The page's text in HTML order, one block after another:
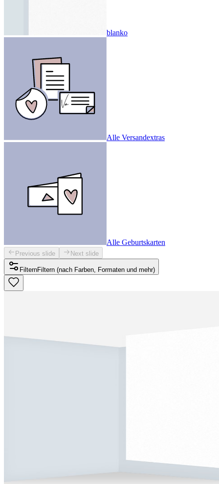
blanko
Alle Versandextras
Alle Geburtskarten
Previous slide Next slide
FilternFiltern (nach Farben, Formaten und mehr)